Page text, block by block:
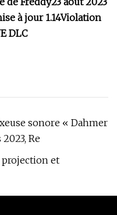
à jour 1.14Violation
DLC
sonore « Dahmer
Re
projection et